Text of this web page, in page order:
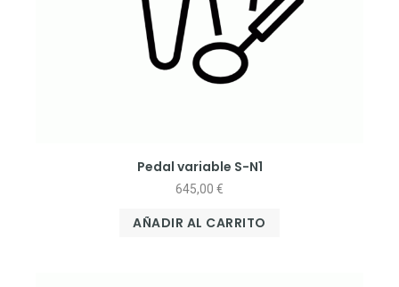
Pedal variable S-N1
645,00 €
AÑADIR AL CARRITO